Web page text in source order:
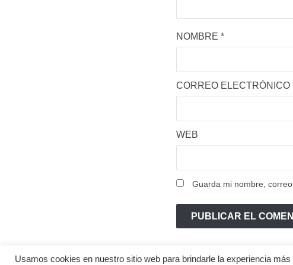
NOMBRE *
CORREO ELECTRÓNICO
WEB
Guarda mi nombre,
Usamos cookies en nuestro sitio web para brindarle la experiencia